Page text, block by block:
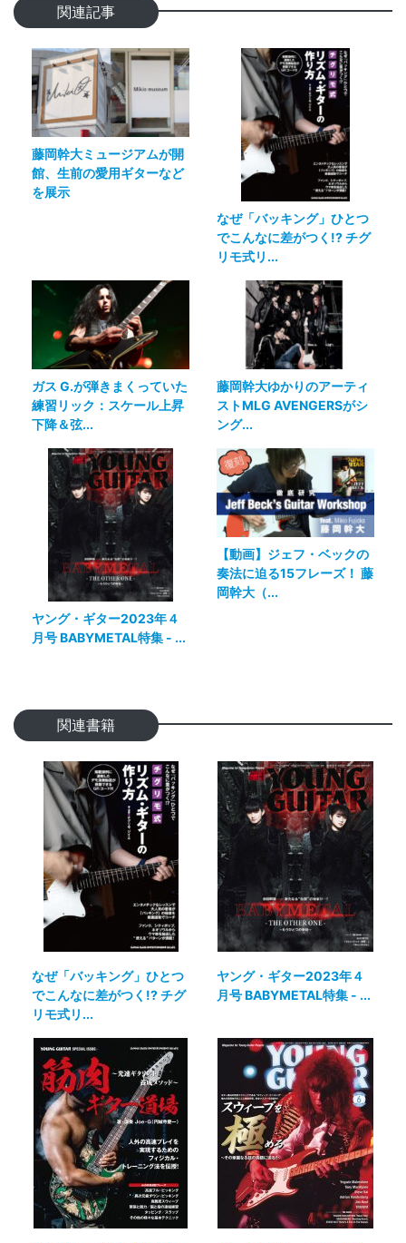
関連記事
藤岡幹大ミュージアムが開
館、生前の愛用ギターなど
を展示
なぜ「バッキング」ひとつ
でこんなに差がつく!? チグ
リモ式リ...
ガス G.が弾きまくっていた
練習リック：スケール上昇
下降＆弦...
藤岡幹大ゆかりのアーティ
ストMLG AVENGERSがシ
ング...
ヤング・ギター2023年４
月号 BABYMETAL特集 - ...
【動画】ジェフ・ベックの
奏法に迫る15フレーズ！ 藤
岡幹大（...
関連書籍
なぜ「バッキング」ひとつ
でこんなに差がつく!? チグ
リモ式リ...
ヤング・ギター2023年４
月号 BABYMETAL特集 - ...